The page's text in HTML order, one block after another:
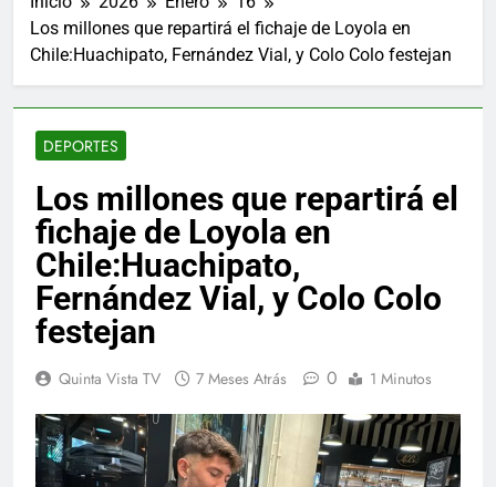
Los millones que repartirá el fichaje de Loyola en
Chile:Huachipato, Fernández Vial, y Colo Colo festejan
DEPORTES
Los millones que repartirá el
fichaje de Loyola en
Chile:Huachipato,
Fernández Vial, y Colo Colo
festejan
Quinta Vista TV 7 Meses Atrás 0 1 Minutos